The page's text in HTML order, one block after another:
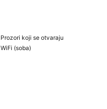
Prozori koji se otvaraju
WiFi (soba)